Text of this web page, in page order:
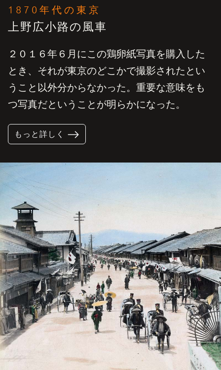
1870年代の東京
上野広小路の風車
２０１６年６月にこの鶏卵紙写真を購入した
とき、それが東京のどこかで撮影されたとい
うこと以外分からなかった。重要な意味をも
つ写真だということが明らかになった。
もっと詳しく